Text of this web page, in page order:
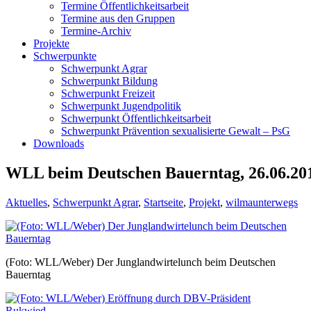
Termine Öffentlichkeitsarbeit
Termine aus den Gruppen
Termine-Archiv
Projekte
Schwerpunkte
Schwerpunkt Agrar
Schwerpunkt Bildung
Schwerpunkt Freizeit
Schwerpunkt Jugendpolitik
Schwerpunkt Öffentlichkeitsarbeit
Schwerpunkt Prävention sexualisierte Gewalt – PsG
Downloads
WLL beim Deutschen Bauerntag,
Aktuelles, Schwerpunkt Agrar, Startseite, Projekt, wilmaunterwegs
(Foto: WLL/Weber) Der Junglandwirtelunch beim Deutschen
Bauerntag